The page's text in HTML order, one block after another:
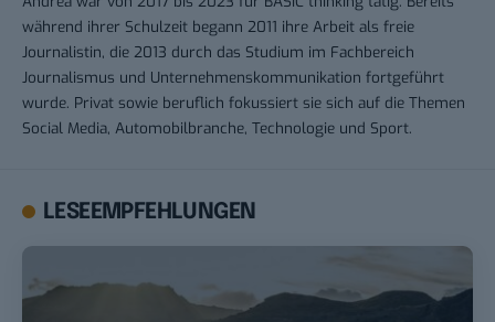
während ihrer Schulzeit begann 2011 ihre Arbeit als freie
Journalistin, die 2013 durch das Studium im Fachbereich
Journalismus und Unternehmenskommunikation fortgeführt
wurde. Privat sowie beruflich fokussiert sie sich auf die Themen
Social Media, Automobilbranche, Technologie und Sport.
LESEEMPFEHLUNGEN